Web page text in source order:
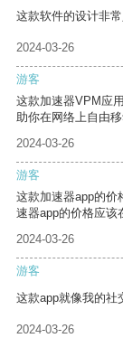
这款软件的设计非
2024-03-26
游客
这款加速器VPM应
助你在网络上自由移
2024-03-26
游客
这款加速器app的价
速器app的价格应该
2024-03-26
游客
这款app就像我的社
2024-03-26